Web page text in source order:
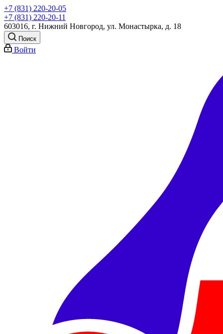
+7 (831) 220-20-05
+7 (831) 220-20-11
603016, г. Нижний Новгород, ул. Монастырка, д. 18
Поиск
Войти